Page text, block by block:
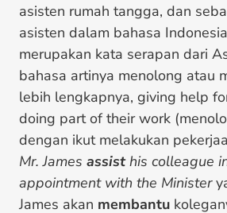
asisten rumah tangga, dan
asisten dalam bahasa
merupakan kata serapan dari
bahasa artinya menolong atau
lebih lengkapnya, giving help
doing part of their work
dengan ikut melakukan
Mr. James assisthis colleague
appointment with the Minister
James akan membantu